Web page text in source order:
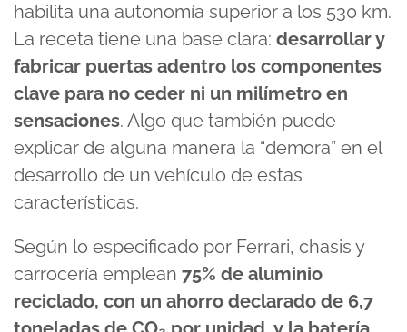
habilita una autonomía superior a los 530 km.
La receta tiene una base clara: desarrollar y
fabricar puertas adentro los componentes
clave para no ceder ni un milímetro en
sensaciones. Algo que también puede
explicar de alguna manera la “demora” en el
desarrollo de un vehículo de estas
características.
Según lo especificado por Ferrari, chasis y
carrocería emplean 75% de aluminio
reciclado, con un ahorro declarado de 6,7